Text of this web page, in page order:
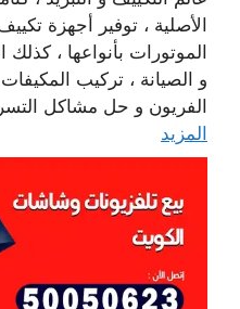
الأصلية ، توفير أجهزة
الموتورات بأنواعها ،
و الصيانة ، تركيب المكيفات
الفريون و حل مشاكل
المزيد